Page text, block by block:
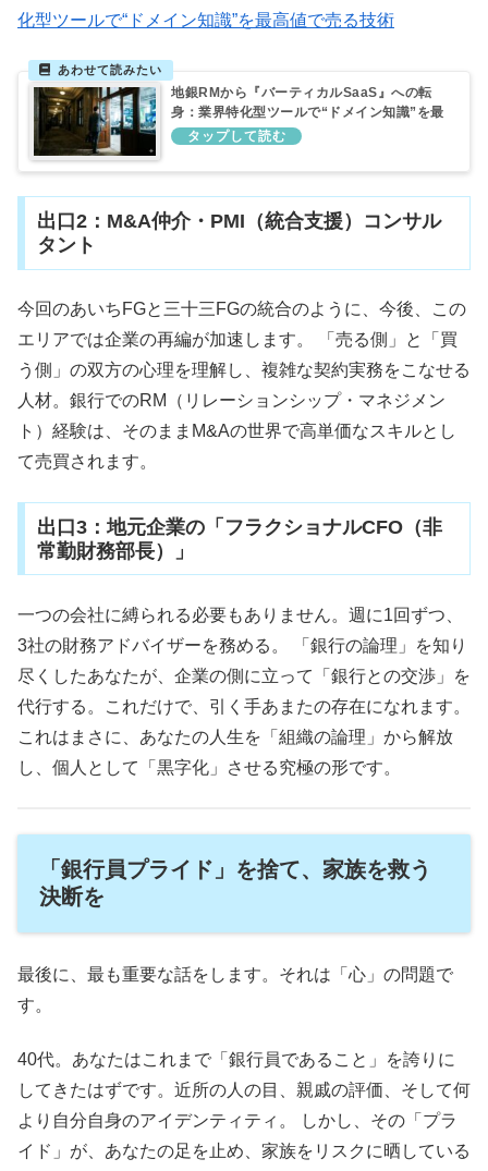
化型ツールで“ドメイン知識”を最高値で売る技術
地銀RMから『バーティカルSaaS』への転
身：業界特化型ツールで“ドメイン知識”を最
高値で売る技術
出口2：M&A仲介・PMI（統合支援）コンサル
タント
今回のあいちFGと三十三FGの統合のように、今後、この
エリアでは企業の再編が加速します。 「売る側」と「買
う側」の双方の心理を理解し、複雑な契約実務をこなせる
人材。銀行でのRM（リレーションシップ・マネジメン
ト）経験は、そのままM&Aの世界で高単価なスキルとし
て売買されます。
出口3：地元企業の「フラクショナルCFO（非
常勤財務部長）」
一つの会社に縛られる必要もありません。週に1回ずつ、
3社の財務アドバイザーを務める。 「銀行の論理」を知り
尽くしたあなたが、企業の側に立って「銀行との交渉」を
代行する。これだけで、引く手あまたの存在になれます。
これはまさに、あなたの人生を「組織の論理」から解放
し、個人として「黒字化」させる究極の形です。
「銀行員プライド」を捨て、家族を救う
決断を
最後に、最も重要な話をします。それは「心」の問題で
す。
40代。あなたはこれまで「銀行員であること」を誇りに
してきたはずです。近所の人の目、親戚の評価、そして何
より自分自身のアイデンティティ。 しかし、その「プラ
イド」が、あなたの足を止め、家族をリスクに晒している